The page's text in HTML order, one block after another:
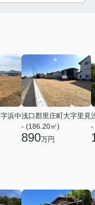
浜中浅口郡里庄町大字里見
- (186.20㎡)
890万円
-